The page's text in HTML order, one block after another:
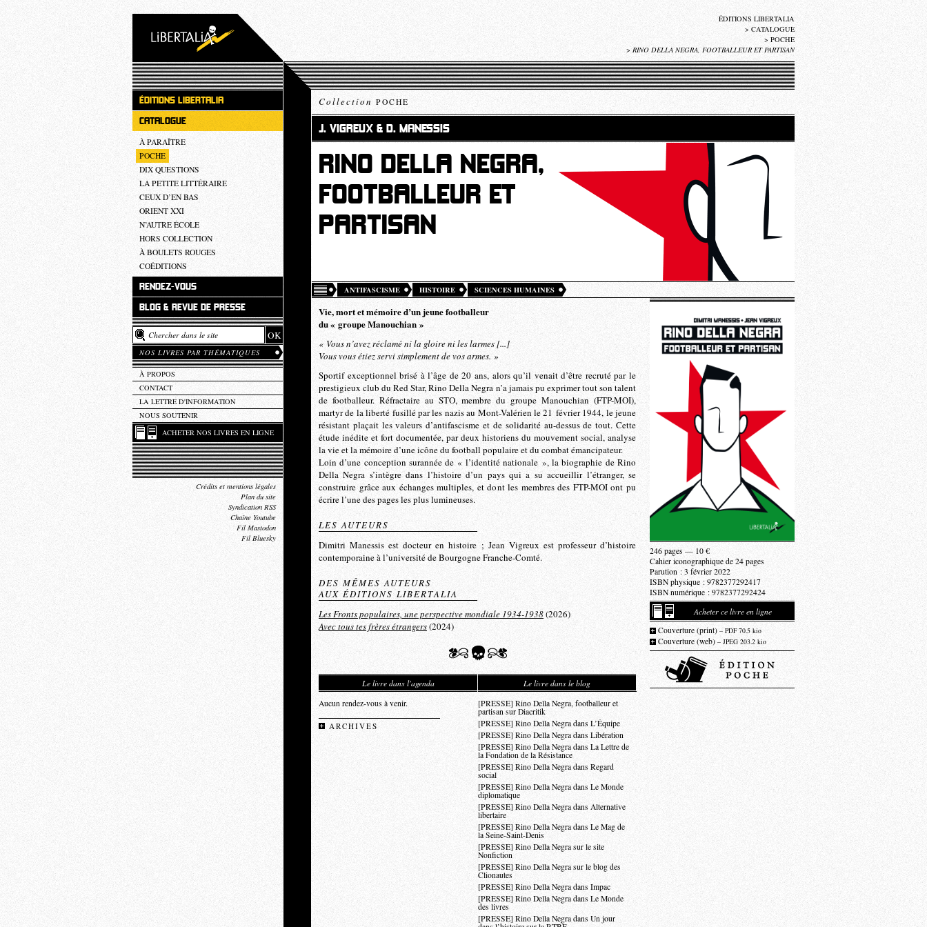
ÉDITIONS LIBERTALIA
> CATALOGUE
> POCHE
> RINO DELLA NEGRA, FOOTBALLEUR ET PARTISAN
ÉDITIONS LIBERTALIA
CATALOGUE
À PARAÎTRE
POCHE
DIX QUESTIONS
LA PETITE LITTÉRAIRE
CEUX D’EN BAS
ORIENT XXI
N’AUTRE ÉCOLE
HORS COLLECTION
À BOULETS ROUGES
COÉDITIONS
RENDEZ-VOUS
BLOG & REVUE DE PRESSE
NOS LIVRES PAR THÉMATIQUES
À PROPOS
CONTACT
LA LETTRE D'INFORMATION
NOUS SOUTENIR
ACHETER NOS LIVRES EN LIGNE
Crédits et mentions légales
Plan du site
Syndication RSS
Chaîne Youtube
Fil Mastodon
Fil Bluesky
Collection POCHE
J. VIGREUX & D. MANESSIS
RINO DELLA NEGRA,
FOOTBALLEUR ET
PARTISAN
ANTIFASCISME HISTOIRE SCIENCES HUMAINES
Vie, mort et mémoire d’un jeune footballeur
du « groupe Manouchian »
« Vous n’avez réclamé ni la gloire ni les larmes [...]
Vous vous étiez servi simplement de vos armes. »
Sportif exceptionnel brisé à l’âge de 20 ans, alors qu’il venait d’être recruté par le
prestigieux club du Red Star, Rino Della Negra n’a jamais pu exprimer tout son talent
de footballeur. Réfractaire au STO, membre du groupe Manouchian (FTP-MOI),
martyr de la liberté fusillé par les nazis au Mont-Valérien le 21 février 1944, le jeune
résistant plaçait les valeurs d’antifascisme et de solidarité au-dessus de tout. Cette
étude inédite et fort documentée, par deux historiens du mouvement social, analyse
la vie et la mémoire d’une icône du football populaire et du combat émancipateur.
Loin d’une conception surannée de « l’identité nationale », la biographie de Rino
Della Negra s’intègre dans l’histoire d’un pays qui a su accueillir l’étranger, se
construire grâce aux échanges multiples, et dont les membres des FTP-MOI ont pu
écrire l’une des pages les plus lumineuses.
LES AUTEURS
Dimitri Manessis est docteur en histoire ; Jean Vigreux est professeur d’histoire
contemporaine à l’université de Bourgogne Franche-Comté.
DES MÊMES AUTEURS
AUX ÉDITIONS LIBERTALIA
Les Fronts populaires, une perspective mondiale 1934-1938(2026)
Avec tous tes frères étrangers(2024)
Le livre dans l'agenda
Aucun rendez-vous à venir.
ARCHIVES
Le livre dans le blog
[PRESSE] Rino Della Negra, footballeur et
partisan sur Diacritik
[PRESSE] Rino Della Negra dans L’Équipe
[PRESSE] Rino Della Negra dans Libération
[PRESSE] Rino Della Negra dans La Lettre de
la Fondation de la Résistance
[PRESSE] Rino Della Negra dans Regard
social
[PRESSE] Rino Della Negra dans Le Monde
diplomatique
[PRESSE] Rino Della Negra dans Alternative
libertaire
[PRESSE] Rino Della Negra dans Le Mag de
la Seine-Saint-Denis
[PRESSE] Rino Della Negra sur le site
Nonfiction
[PRESSE] Rino Della Negra sur le blog des
Clionautes
[PRESSE] Rino Della Negra dans Impac
[PRESSE] Rino Della Negra dans Le Monde
des livres
[PRESSE] Rino Della Negra dans Un jour
246 pages — 10 €
Cahier iconographique de 24 pages
Parution : 3 février 2022
ISBN physique : 9782377292417
ISBN numérique : 9782377292424
Acheter ce livre en ligne
Couverture (print) – PDF 70.5 kio
Couverture (web) – JPEG 203.2 kio